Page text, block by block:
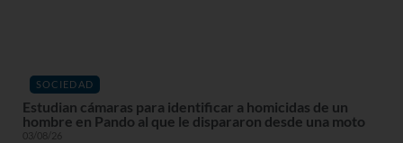
SOCIEDAD
Estudian cámaras para identificar a homicidas de un
hombre en Pando al que le dispararon desde una moto
03/08/26